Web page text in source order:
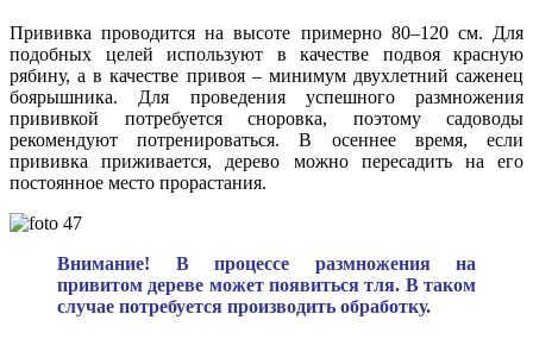
Прививка проводится на высоте примерно 80–120 см. Для
подобных целей используют в качестве подвоя красную
рябину, а в качестве привоя – минимум двухлетний саженец
боярышника. Для проведения успешного размножения
прививкой потребуется сноровка, поэтому садоводы
рекомендуют потренироваться. В осеннее время, если
прививка приживается, дерево можно пересадить на его
постоянное место прорастания.
Внимание! В процессе размножения на
привитом дереве может появиться тля. В таком
случае потребуется производить обработку.